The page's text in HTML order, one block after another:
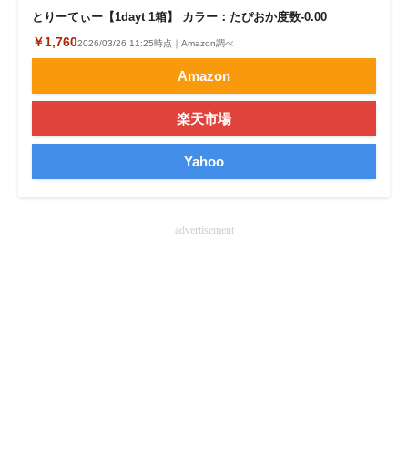
製造業のIT導入・活用を支援
モノづくり技術者専門サイト
とりーてぃー【1dayt 1箱】 カラー：たぴおか度数-0.00
￥1,7602026/03/26 11:25時点｜Amazon調べ
Amazon
楽天市場
Yahoo
advertisement